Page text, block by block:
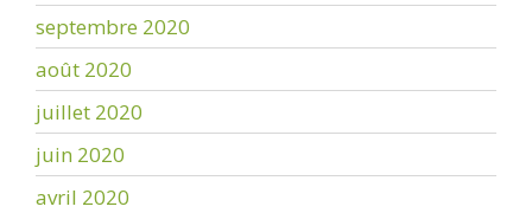
septembre 2020
août 2020
juillet 2020
juin 2020
avril 2020